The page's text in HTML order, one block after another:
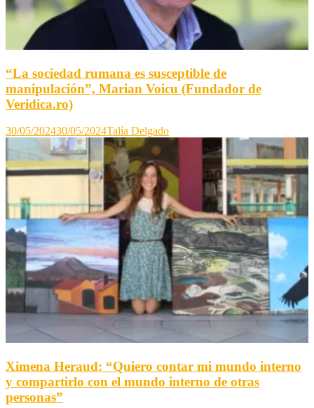
“La sociedad rumana es susceptible de
manipulación”, Marian Voicu (Fundador de
Veridica.ro)
30/05/202430/05/2024Talía Delgado
Ximena Heraud: “Quiero contar mi mundo interno
y compartirlo con el mundo interno de otras
personas”